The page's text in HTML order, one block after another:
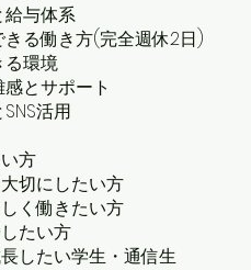
与体系
る働き方(完全週休2日)
環境
とサポート
活用
方
切にしたい方
く働きたい方
たい方
したい学生・通信生